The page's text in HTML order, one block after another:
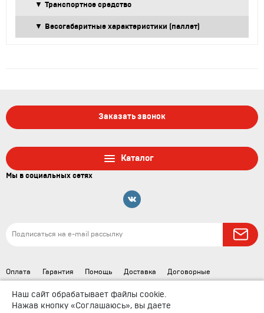
Транспортное средство
Весогабаритные характеристики (паллет)
Заказать звонок
Каталог
Мы в социальных сетях
Оплата Гарантия Помощь Доставка
Договорные
документы
Наш сайт обрабатывает файлы cookie.
Нажав кнопку «Соглашаюсь», вы даете